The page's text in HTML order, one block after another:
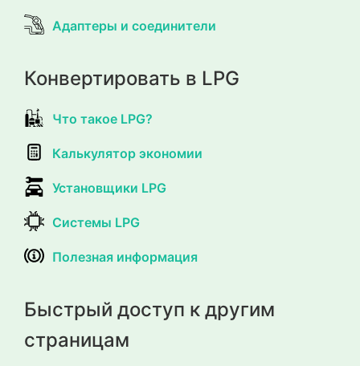
Адаптеры и соединители
Конвертировать в LPG
Что такое LPG?
Калькулятор экономии
Установщики LPG
Системы LPG
Полезная информация
Быстрый доступ к другим
страницам